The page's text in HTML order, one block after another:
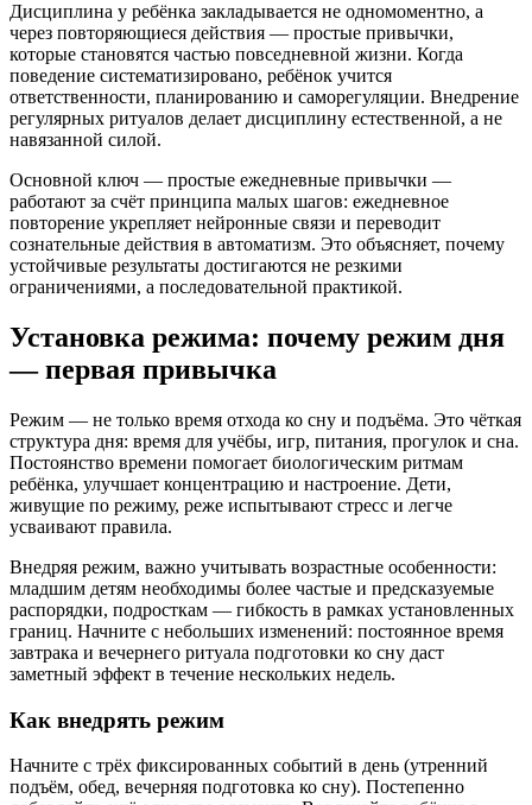
Дисциплина у ребёнка закладывается не одномоментно, а
через повторяющиеся действия — простые привычки,
которые становятся частью повседневной жизни. Когда
поведение систематизировано, ребёнок учится
ответственности, планированию и саморегуляции. Внедрение
регулярных ритуалов делает дисциплину естественной, а не
навязанной силой.
Основной ключ — простые ежедневные привычки —
работают за счёт принципа малых шагов: ежедневное
повторение укрепляет нейронные связи и переводит
сознательные действия в автоматизм. Это объясняет, почему
устойчивые результаты достигаются не резкими
ограничениями, а последовательной практикой.
Установка режима: почему режим дня
— первая привычка
Режим — не только время отхода ко сну и подъёма. Это чёткая
структура дня: время для учёбы, игр, питания, прогулок и сна.
Постоянство времени помогает биологическим ритмам
ребёнка, улучшает концентрацию и настроение. Дети,
живущие по режиму, реже испытывают стресс и легче
усваивают правила.
Внедряя режим, важно учитывать возрастные особенности:
младшим детям необходимы более частые и предсказуемые
распорядки, подросткам — гибкость в рамках установленных
границ. Начните с небольших изменений: постоянное время
завтрака и вечернего ритуала подготовки ко сну даст
заметный эффект в течение нескольких недель.
Как внедрять режим
Начните с трёх фиксированных событий в день (утренний
подъём, обед, вечерняя подготовка ко сну). Постепенно